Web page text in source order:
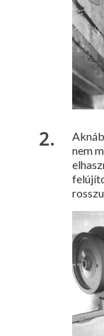
nem